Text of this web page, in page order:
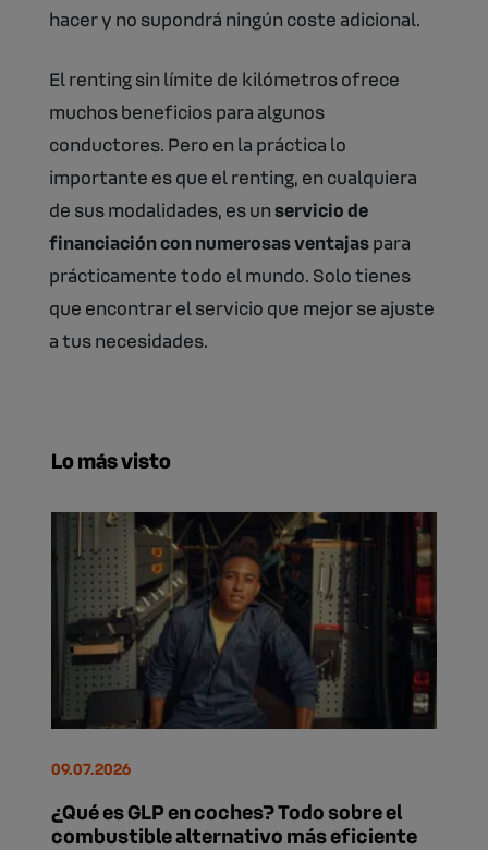
hacer y no supondrá ningún coste adicional.
El renting sin límite de kilómetros ofrece
muchos beneficios para algunos
conductores. Pero en la práctica lo
importante es que el renting, en cualquiera
de sus modalidades, es unservicio de
financiación con numerosas ventajaspara
prácticamente todo el mundo. Solo tienes
que encontrar el servicio que mejor se ajuste
a tus necesidades.
Lo más visto
¿Qué es GLP en coches? Todo sobre el
combustible alternativo más eficiente
09.07.2026